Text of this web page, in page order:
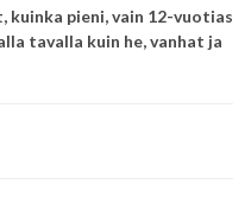
pieni, vain 12-vuotias
tavalla kuin he, vanhat ja